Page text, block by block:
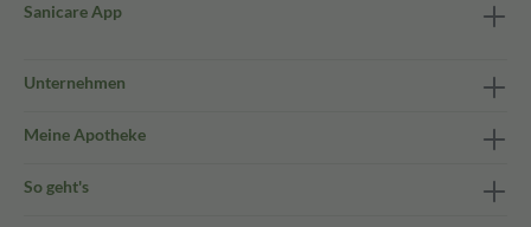
Sanicare App
Unternehmen
Meine Apotheke
So geht's